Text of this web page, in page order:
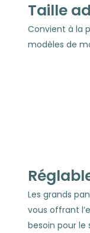
Taille
Convient à la
modèles de
Les grands
vous offrant
besoin pour le